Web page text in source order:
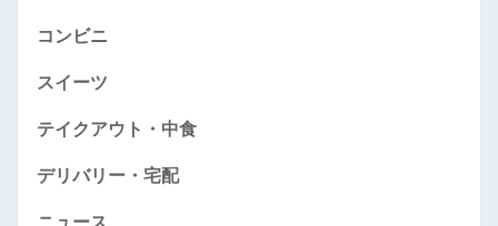
コンビニ
スイーツ
テイクアウト・中食
デリバリー・宅配
ニュース